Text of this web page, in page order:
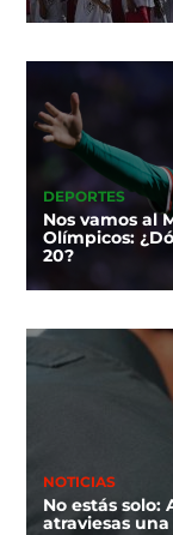
DEPORTES
Nos vamos al
Olímpicos:
20?
NOTICIAS
No estás
atraviesas